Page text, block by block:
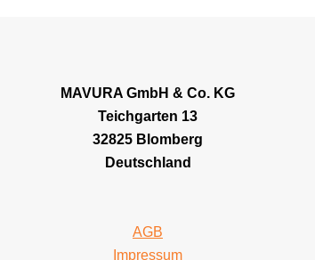
MAVURA GmbH & Co. KG
Teichgarten 13
32825 Blomberg
Deutschland
AGB
Impressum